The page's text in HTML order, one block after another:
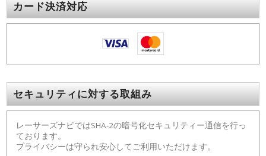
カード決済対応
セキュリティに対する取組み
レーサーズナビではSHA-2の暗号化セキュリティー通信を行っ
ております。
プライバシーは守られ安心してご利用いただけます。